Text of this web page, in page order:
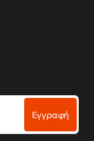
Εγγραφή